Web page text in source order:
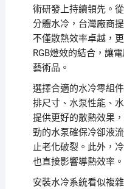
術研發上持續領先。
分體水冷，台灣廠商
不僅散熱效率卓越，
RGB燈效的結合，讓
藝術品。
選擇合適的水冷零組
排尺寸、水泵性能、
提供更好的散熱效果
勁的水泵確保冷卻液
止老化破裂。此外，
也直接影響導熱效率。
安裝水冷系統看似複